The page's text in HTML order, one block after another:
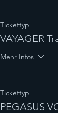
Tickettyp
VAYAGER
Mehr Infos
Tickettyp
PEGASUS